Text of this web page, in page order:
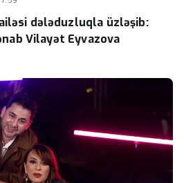
dələduzluqla üzləşib:
Vilayət Eyvazova